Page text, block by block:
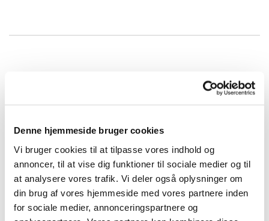
Denne hjemmeside bruger cookies
Vi bruger cookies til at tilpasse vores indhold og
annoncer, til at vise dig funktioner til sociale medier og til
at analysere vores trafik. Vi deler også oplysninger om
din brug af vores hjemmeside med vores partnere inden
for sociale medier, annonceringspartnere og
Mellemstore allétræer | 10-15
meter høje | 6-8 meter brede